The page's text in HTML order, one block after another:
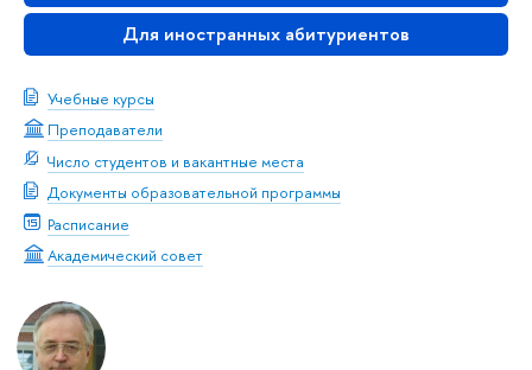
Для иностранных абитуриентов
Учебные курсы
Преподаватели
Число студентов и вакантные места
Документы образовательной программы
Расписание
Академический совет